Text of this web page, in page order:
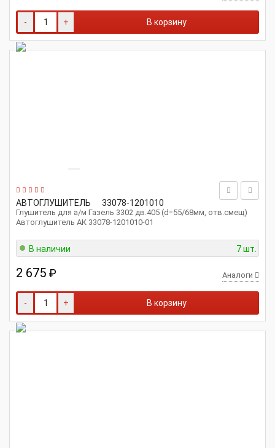
- + В корзину
АВТОГЛУШИТЕЛЬ 33078-1201010
Глушитель для а/м Газель 3302 дв.405 (d=55/68мм, отв.смещ)
Автоглушитель АК 33078-1201010-01
В наличии 7 шт.
2 675 ₽ Аналоги
- + В корзину